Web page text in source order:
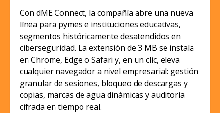
Con dME Connect, la compañía abre una nueva
línea para pymes e instituciones educativas,
segmentos históricamente desatendidos en
ciberseguridad. La extensión de 3 MB se instala
en Chrome, Edge o Safari y, en un clic, eleva
cualquier navegador a nivel empresarial: gestión
granular de sesiones, bloqueo de descargas y
copias, marcas de agua dinámicas y auditoría
cifrada en tiempo real.